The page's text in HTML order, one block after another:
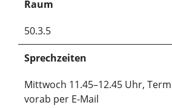
Raum
50.3.5
Sprechzeiten
Mittwoch 11.45–12.45 Uhr,
vorab per E-Mail